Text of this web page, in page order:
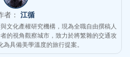
者： 江循
文化產權研究機構，現為全職自由撰稿人
的視角觀察城市，致力於將繁雜的交通攻
具備美學溫度的旅行提案。